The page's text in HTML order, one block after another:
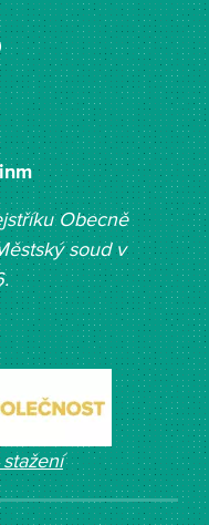
Obecně
ský soud v